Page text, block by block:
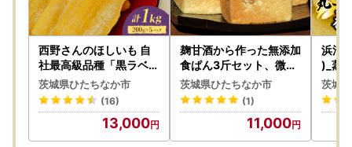
西野さんのほしいも 自
社最高級品種「黒ラベル
」平干し計1kg (200g×
5袋) 茨城県産干し芋_小
分け ほしいも 茨城産
さつまいも おいしい_【
1207674】
茨城県ひたちなか市
(16)
13,000
麹甘酒から作った無添加
食ぱん3斤セット、微生
物が醸しだす香り、旨み
、食感をお楽しみくださ
い!_ パン ぱん_【12194
茨城県ひたちなか市
(1)
11,000
浜清
)_蒸
不可
7910
茨城